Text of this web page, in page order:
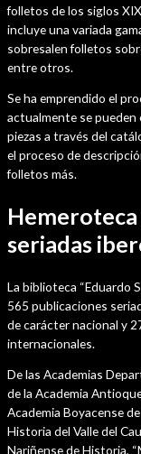
folletos de los siglos
incluye una variada
sobresalen folletos
entre otros.
Se ha emprendido el
actualmente se
piezas a través del
el proceso de
folletos más.
seriadas
La biblioteca “Eduardo
565 publicaciones
de carácter nacional y
internacionales.
De las Academias
de la Academia
Academia Boyacense
Historia del Valle del
Nariñense de Historia,